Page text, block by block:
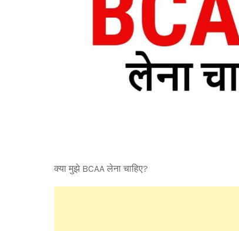
क्या मुझे BCAA लेना चाहिए?